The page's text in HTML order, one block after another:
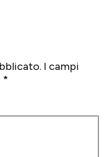
I campi
*